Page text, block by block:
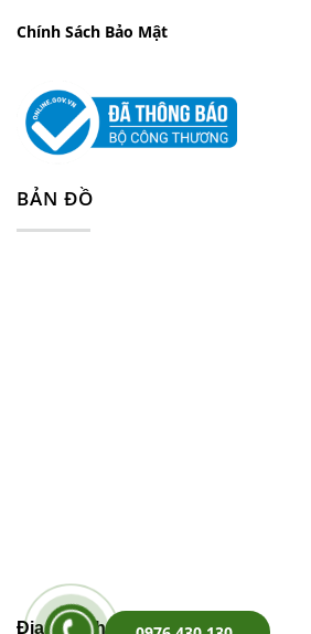
Chính Sách Bảo Mật
BẢN ĐỒ
Địa Chỉ Kho Hàng: